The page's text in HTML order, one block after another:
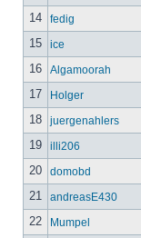
14 fedig
15 ice
16 Algamoorah
17 Holger
18 juergenahlers
19 illi206
20 domobd
21 andreasE430
22 Mumpel